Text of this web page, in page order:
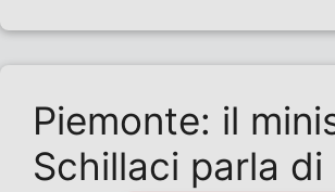
Piemonte: il
Schillaci parla di